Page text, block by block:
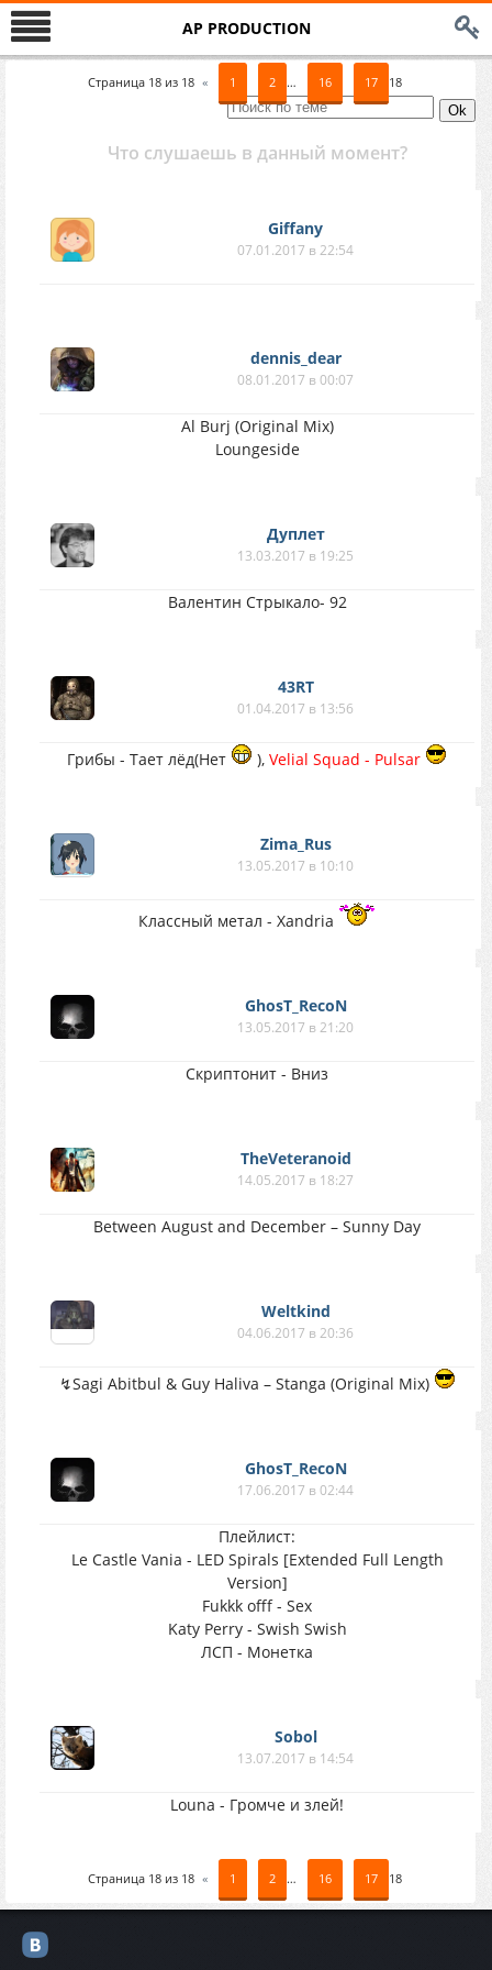
AP PRODUCTION
Страница 18из 18 « 1 2 … 16 17 18
Что слушаешь в данный момент?
Giffany
07.01.2017 в 22:54
dennis_dear
08.01.2017 в 00:07
Al Burj (Original Mix)
Loungeside
Дуплет
13.03.2017 в 19:25
Валентин Стрыкало- 92
43RT
01.04.2017 в 13:56
Грибы - Тает лёд(Нет ), Velial Squad - Pulsar
Zima_Rus
13.05.2017 в 10:10
Классный метал - Xandria
GhosT_RecoN
13.05.2017 в 21:20
Скриптонит - Вниз
TheVeteranoid
14.05.2017 в 18:27
Between August and December – Sunny Day
Weltkind
04.06.2017 в 20:36
↯Sagi Abitbul & Guy Haliva – Stanga (Original Mix)
GhosT_RecoN
17.06.2017 в 02:44
Плейлист:
Le Castle Vania - LED Spirals [Extended Full Length
Version]
Fukkk offf - Sex
Katy Perry - Swish Swish
ЛСП - Монетка
Sobol
13.07.2017 в 14:54
Louna - Громче и злей!
Страница 18из 18 « 1 2 … 16 17 18